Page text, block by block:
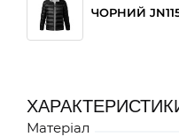
ЧОРНИЙ
Матеріал